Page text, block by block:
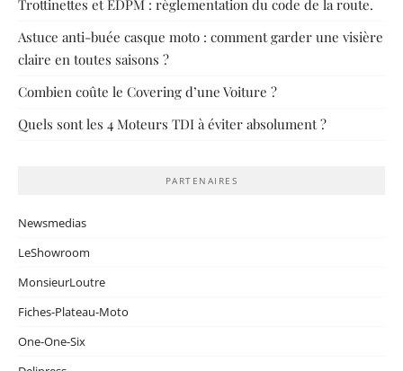
Trottinettes et EDPM : règlementation du code de la route.
Astuce anti-buée casque moto : comment garder une visière
claire en toutes saisons ?
Combien coûte le Covering d’une Voiture ?
Quels sont les 4 Moteurs TDI à éviter absolument ?
PARTENAIRES
Newsmedias
LeShowroom
MonsieurLoutre
Fiches-Plateau-Moto
One-One-Six